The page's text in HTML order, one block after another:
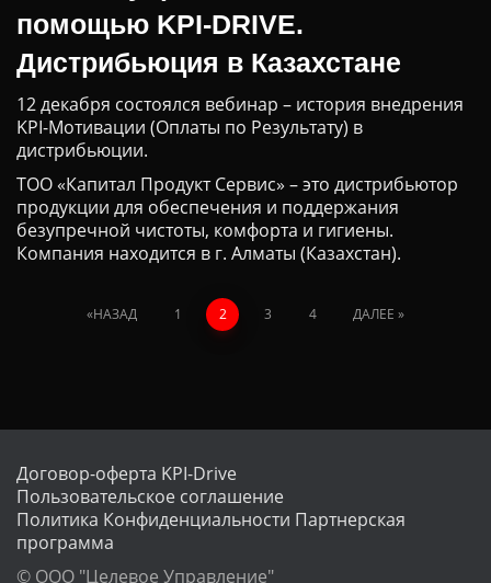
помощью KPI-DRIVE.
Дистрибьюция в Казахстане
12 декабря состоялся вебинар – история внедрения
KPI-Мотивации (Оплаты по Результату) в
дистрибьюции.
ТОО «Капитал Продукт Сервис» – это дистрибьютор
продукции для обеспечения и поддержания
безупречной чистоты, комфорта и гигиены.
Компания находится в г. Алматы (Казахстан).
НАЗАД 1 2 3 4 ДАЛЕЕ
Договор-оферта KPI-Drive
Пользовательское соглашение
Политика Конфиденциальности Партнерская
программа
© ООО "Целевое Управление"